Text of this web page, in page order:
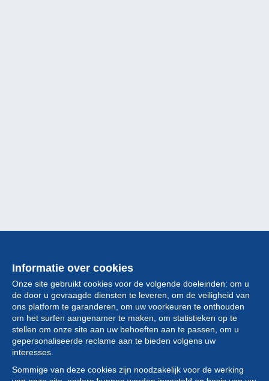
Informatie over cookies
Onze site gebruikt cookies voor de volgende doeleinden: om u
de door u gevraagde diensten te leveren, om de veiligheid van
ons platform te garanderen, om uw voorkeuren te onthouden
om het surfen aangenamer te maken, om statistieken op te
stellen om onze site aan uw behoeften aan te passen, om u
gepersonaliseerde reclame aan te bieden volgens uw
interesses.
Sommige van deze cookies zijn noodzakelijk voor de werking
Collectie
Nieuws